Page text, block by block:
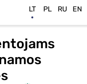
LT PL RU EN